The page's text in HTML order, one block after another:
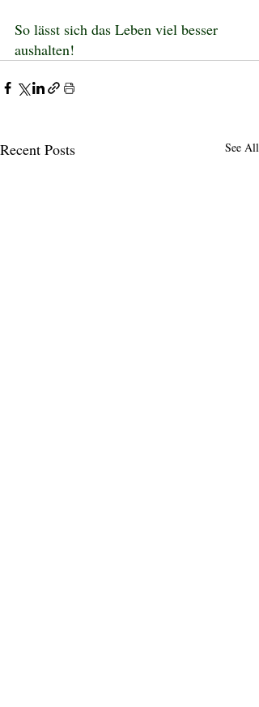
So lässt sich das Leben viel besser
aushalten!
Recent Posts See All